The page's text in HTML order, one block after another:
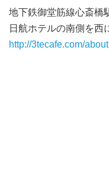
地下鉄御堂筋線心斎橋
日航ホテルの南側を西
http://3tecafe.com/about